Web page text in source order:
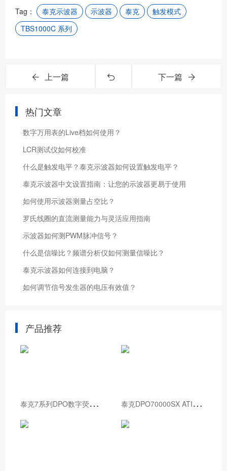
Tag： 泰克示波器 示波器 泰克
触发模式
TBS1000C 系列
上一篇 下一篇
热门文章
数字万用表的Live档如何使用？
LCR测试仪如何校准
什么是触发电平？泰克示波器如何设置触发电平？
泰克示波器中文设置指南：让您的示波器更易于使用
如何使用示波器测量占空比？
罗氏线圈的直流测量能力与灵活应用指南
示波器如何测PWM脉冲信号？
什么是信噪比？频谱分析仪如何测量信噪比？
泰克示波器如何连接到电脑？
如何调节信号发生器的电压有效值？
产品推荐
泰
克7系列DPO数字荧光示波器 泰
克DPO70000SX ATI性能示波器